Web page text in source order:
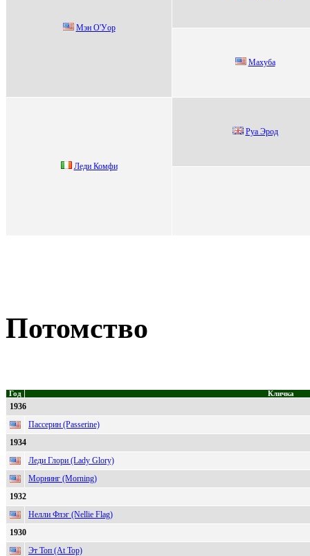
Mэн О'Уoр
Mаxуба
Лeди Комфи
Руa Эрoд
Потомство
Год Кличка
1936
Пассерин (Passerine)
1934
Леди Глори (Lady Glory)
Морнинг (Morning)
1932
Нелли Флэг (Nellie Flag)
1930
Эт Топ (At Top)